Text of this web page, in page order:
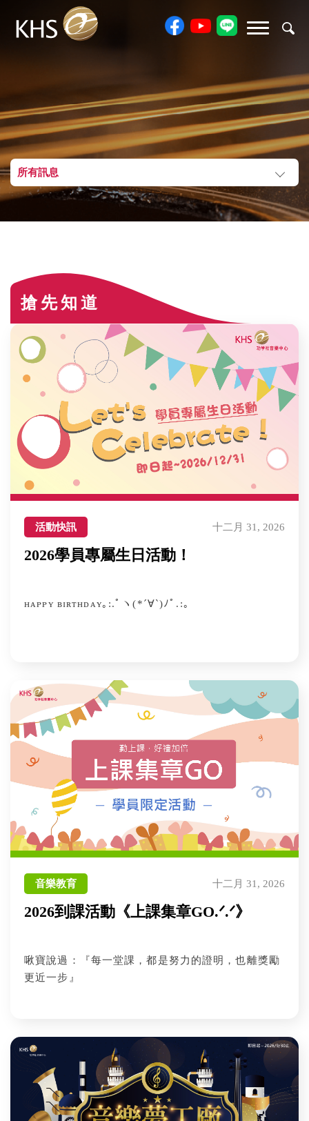
所有訊息
搶先知道
活動快訊 十二月 31, 2026
2026學員專屬生日活動！
ʜᴀᴘᴘʏ ʙɪʀᴛʜᴅᴀʏ｡:.ﾟヽ(*´∀`)ﾉﾟ.:｡
音樂教育 十二月 31, 2026
2026到課活動《上課集章GO.ᐟ.ᐟ》
啾寶說過：『每一堂課，都是努力的證明，也離獎勵
更近一步』